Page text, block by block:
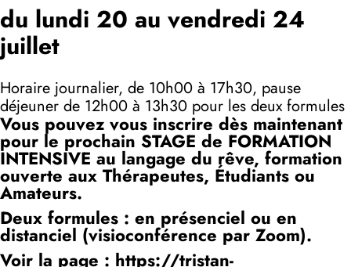
du lundi 20 au vendredi 24
juillet
Horaire journalier, de 10h00 à 17h30, pause
déjeuner de 12h00 à 13h30 pour les deux formules
Vous pouvez vous inscrire dès maintenant
pour le prochain STAGE de FORMATION
INTENSIVE au langage du rêve, formation
ouverte aux Thérapeutes, Étudiants ou
Amateurs.
Deux formules : en présenciel ou en
distanciel (visioconférence par Zoom).
Voir la page : https://tristan-